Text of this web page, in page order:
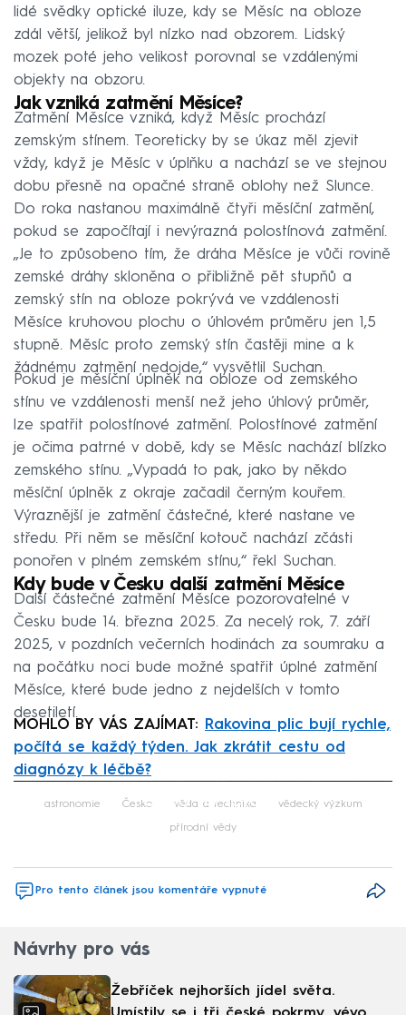
lidé svědky optické iluze, kdy se Měsíc na obloze
zdál větší, jelikož byl nízko nad obzorem. Lidský
mozek poté jeho velikost porovnal se vzdálenými
objekty na obzoru.
Jak vzniká zatmění Měsíce?
Zatmění Měsíce vzniká, když Měsíc prochází
zemským stínem. Teoreticky by se úkaz měl zjevit
vždy, když je Měsíc v úplňku a nachází se ve stejnou
dobu přesně na opačné straně oblohy než Slunce.
Do roka nastanou maximálně čtyři měsíční zatmění,
pokud se započítají i nevýrazná polostínová zatmění.
„Je to způsobeno tím, že dráha Měsíce je vůči rovině
zemské dráhy skloněna o přibližně pět stupňů a
zemský stín na obloze pokrývá ve vzdálenosti
Měsíce kruhovou plochu o úhlovém průměru jen 1,5
stupně. Měsíc proto zemský stín častěji mine a k
žádnému zatmění nedojde,“ vysvětlil Suchan.
Pokud je měsíční úplněk na obloze od zemského
stínu ve vzdálenosti menší než jeho úhlový průměr,
lze spatřit polostínové zatmění. Polostínové zatmění
je očima patrné v době, kdy se Měsíc nachází blízko
zemského stínu. „Vypadá to pak, jako by někdo
měsíční úplněk z okraje začadil černým kouřem.
Výraznější je zatmění částečné, které nastane ve
středu. Při něm se měsíční kotouč nachází zčásti
ponořen v plném zemském stínu,“ řekl Suchan.
Kdy bude v Česku další zatmění Měsíce
Další částečné zatmění Měsíce pozorovatelné v
Česku bude 14. března 2025. Za necelý rok, 7. září
2025, v pozdních večerních hodinách za soumraku a
na počátku noci bude možné spatřit úplné zatmění
Měsíce, které bude jedno z nejdelších v tomto
desetiletí.
MOHLO BY VÁS ZAJÍMAT: Rakovina plic bují rychle,
počítá se každý týden. Jak zkrátit cestu od
diagnózy k léčbě?
Failed to fetch
astronomie Česko věda a technika vědecký výzkum
přírodní vědy
Pro tento článek jsou komentáře vypnuté
Návrhy pro vás
Žebříček nejhorších jídel světa.